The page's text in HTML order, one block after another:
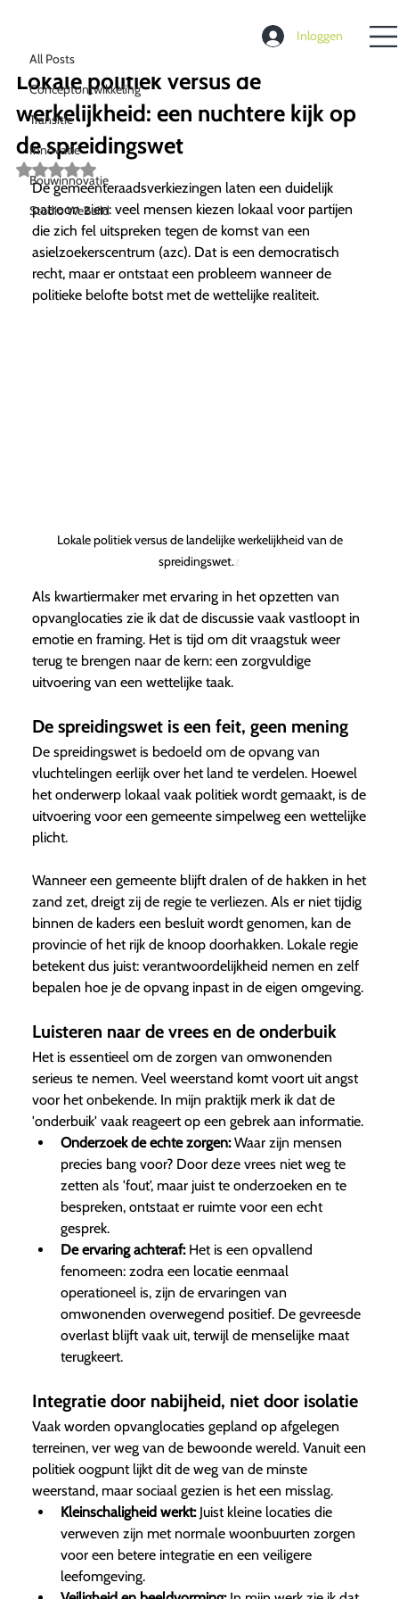
Inloggen
All Posts
Conceptontwikkeling
Transitie
Innovatie
Bouwinnovatie
Studio WeBuild
Lokale politiek versus de
werkelijkheid: een nuchtere kijk op
de spreidingswet
2 minuten om te lezen
Beoordeeld
met
NaN
uit
5
sterren.
De gemeenteraadsverkiezingen laten een duidelijk
patroon zien: veel mensen kiezen lokaal voor partijen
die zich fel uitspreken tegen de komst van een
asielzoekerscentrum (azc). Dat is een democratisch
recht, maar er ontstaat een probleem wanneer de
politieke belofte botst met de wettelijke realiteit.
Lokale politiek versus de landelijke werkelijkheid van de
spreidingswet.z
Als kwartiermaker met ervaring in het opzetten van
opvanglocaties zie ik dat de discussie vaak vastloopt in
emotie en framing. Het is tijd om dit vraagstuk weer
terug te brengen naar de kern: een zorgvuldige
uitvoering van een wettelijke taak.
De spreidingswet is een feit, geen mening
De spreidingswet is bedoeld om de opvang van
vluchtelingen eerlijk over het land te verdelen. Hoewel
het onderwerp lokaal vaak politiek wordt gemaakt, is de
uitvoering voor een gemeente simpelweg een wettelijke
plicht.
Wanneer een gemeente blijft dralen of de hakken in het
zand zet, dreigt zij de regie te verliezen. Als er niet tijdig
binnen de kaders een besluit wordt genomen, kan de
provincie of het rijk de knoop doorhakken. Lokale regie
betekent dus juist: verantwoordelijkheid nemen en zelf
bepalen hoe je de opvang inpast in de eigen omgeving.
Luisteren naar de vrees en de onderbuik
Het is essentieel om de zorgen van omwonenden
serieus te nemen. Veel weerstand komt voort uit angst
voor het onbekende. In mijn praktijk merk ik dat de
'onderbuik' vaak reageert op een gebrek aan informatie.
Onderzoek de echte zorgen:Waar zijn mensen
precies bang voor? Door deze vrees niet weg te
zetten als 'fout', maar juist te onderzoeken en te
bespreken, ontstaat er ruimte voor een echt
gesprek.
De ervaring achteraf:Het is een opvallend
fenomeen: zodra een locatie eenmaal
operationeel is, zijn de ervaringen van
omwonenden overwegend positief. De gevreesde
overlast blijft vaak uit, terwijl de menselijke maat
terugkeert.
Integratie door nabijheid, niet door isolatie
Vaak worden opvanglocaties gepland op afgelegen
terreinen, ver weg van de bewoonde wereld. Vanuit een
politiek oogpunt lijkt dit de weg van de minste
weerstand, maar sociaal gezien is het een misslag.
Kleinschaligheid werkt:Juist kleine locaties die
verweven zijn met normale woonbuurten zorgen
voor een betere integratie en een veiligere
leefomgeving.